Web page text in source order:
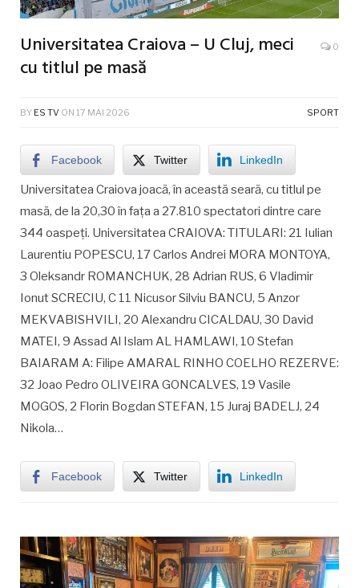
Universitatea Craiova – U Cluj, meci
cu titlul pe masă
0
BY ES TV ON 17 MAI 2026 SPORT
Facebook Twitter LinkedIn
Universitatea Craiova joacă, în această seară, cu titlul pe
masă, de la 20,30 în fața a 27.810 spectatori dintre care
344 oaspeți. Universitatea CRAIOVA: TITULARI: 21 Iulian
Laurentiu POPESCU, 17 Carlos Andrei MORA MONTOYA,
3 Oleksandr ROMANCHUK, 28 Adrian RUS, 6 Vladimir
Ionut SCRECIU, C 11 Nicusor Silviu BANCU, 5 Anzor
MEKVABISHVILI, 20 Alexandru CICALDAU, 30 David
MATEI, 9 Assad Al Islam AL HAMLAWI, 10 Stefan
BAIARAM A: Filipe AMARAL RINHO COELHO REZERVE:
32 Joao Pedro OLIVEIRA GONCALVES, 19 Vasile
MOGOS, 2 Florin Bogdan STEFAN, 15 Juraj BADELJ, 24
Nikola…
Facebook Twitter LinkedIn